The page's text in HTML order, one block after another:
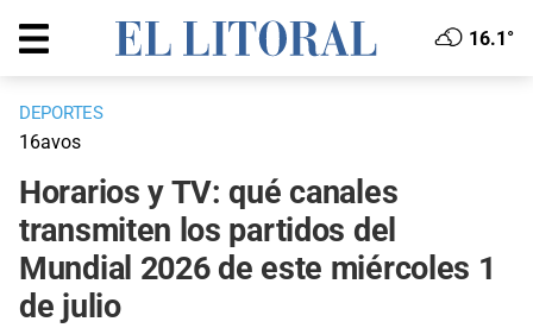
16.1°
DEPORTES
16avos
Horarios y TV: qué canales
transmiten los partidos del
Mundial 2026 de este miércoles 1
de julio